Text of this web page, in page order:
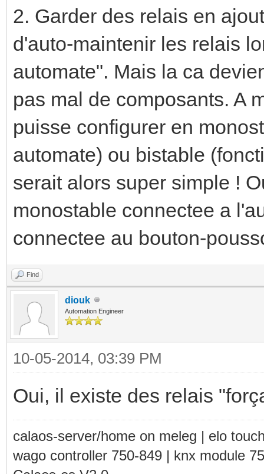
2. Garder des relais en
d'auto-maintenir les relais
automate". Mais la ca
pas mal de composants. A
puisse configurer en
automate) ou bistable
serait alors super simple !
monostable connectee a
connectee au bouton-
Find
diouk
Automation Engineer
10-05-2014, 03:39 PM
Oui, il existe des relais
calaos-server/home on meleg | elo
wago controller 750-849 | knx module